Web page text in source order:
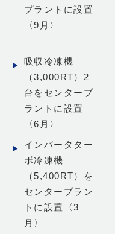
プラントに設置
〈9月〉
吸収冷凍機
（3,000RT）2
台をセンタープ
ラントに設置
〈6月〉
インバータター
ボ冷凍機
（5,400RT）を
センタープラン
トに設置〈3
月〉